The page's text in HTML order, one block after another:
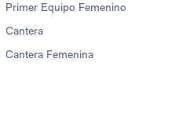
Primer Equipo Femenino
Cantera
Cantera Femenina